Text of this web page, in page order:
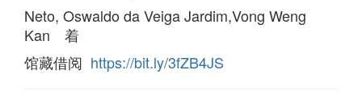
Neto, Oswaldo da Veiga Jardim,Vong Weng
Kan 着
馆藏借阅 https://bit.ly/3fZB4JS